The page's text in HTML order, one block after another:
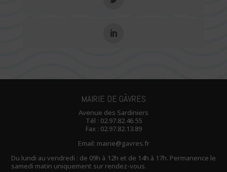
MAIRIE DE GÂVRES
Avenue des Sardiniers
Tél : 02.97.82.46.55
Fax : 02.97.82.13.89
Email: mairie@gavres.fr
Du lundi au vendredi : de 09h à 12h et de 14h à 17h. Permanence le
samedi matin uniquement sur rendez-vous.